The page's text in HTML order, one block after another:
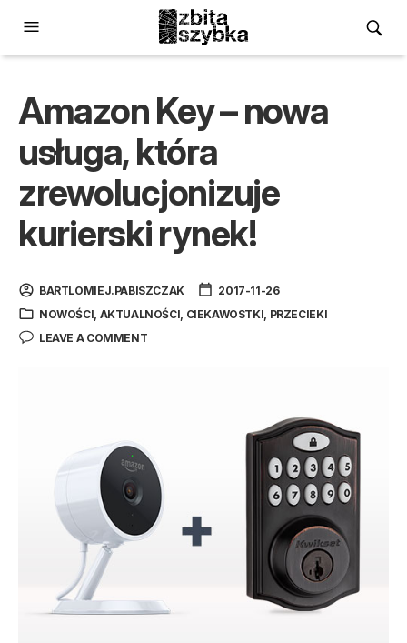
Amazon Key – nowa
usługa, która
zrewolucjonizuje
kurierski rynek!
BARTLOMIEJ.PABISZCZAK
2017-11-26
NOWOŚCI, AKTUALNOŚCI, CIEKAWOSTKI, PRZECIEKI
LEAVE A COMMENT